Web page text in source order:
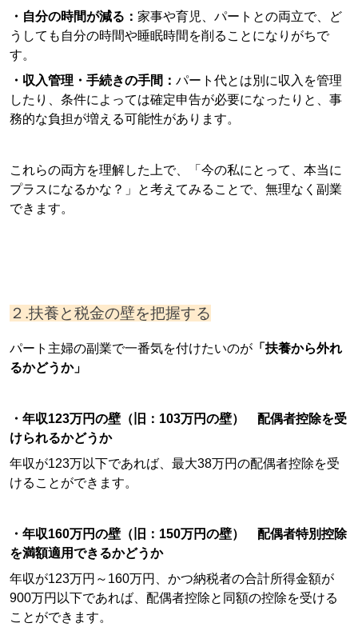
・自分の時間が減る： 家事や育児、パートとの両立で、ど
うしても自分の時間や睡眠時間を削ることになりがちで
す。
・収入管理・手続きの手間： パート代とは別に収入を管理
したり、条件によっては確定申告が必要になったりと、事
務的な負担が増える可能性があります。
これらの両方を理解した上で、「今の私にとって、本当に
プラスになるかな？」と考えてみることで、無理なく副業
できます。
２.扶養と税金の壁を把握する
パート主婦の副業で一番気を付けたいのが 「扶養から外れ
るかどうか」
・年収123万円の壁（旧：103万円の壁） 配偶者控除を受
けられるかどうか
年収が123万以下であれば、最大38万円の配偶者控除を受
けることができます。
・年収160万円の壁（旧：150万円の壁） 配偶者特別控除
を満額適用できるかどうか
年収が123万円～160万円、かつ納税者の合計所得金額が
900万円以下であれば、配偶者控除と同額の控除を受ける
ことができます。